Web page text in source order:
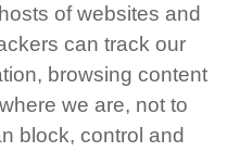
of websites and
can track our
browsing content
we are, not to
block, control and